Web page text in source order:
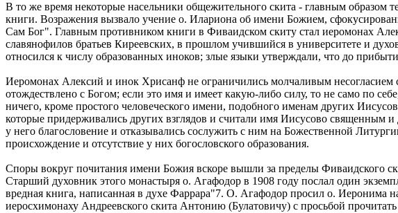
В то же время некоторые насельники общежительного скита - главным образом
книги. Возражения вызвало учение о. Илариона об имени Божием,
Сам Бог". Главным противником книги в Фиваидском скиту стал иеромонах
славянофилов братьев Киреевских, в прошлом учившийся в университете и
относился к числу образованных иноков; злые языки утверждали, что до
Иеромонах Алексий и инок Хрисанф не ограничились молчаливым
отождествлено с Богом; если это имя и имеет какую-либо силу, то не само по
ничего, кроме простого человеческого имени, подобного именам других
которые придерживались других взглядов и считали имя Иисусово
у него благословение и отказывались сослужить с ним на Божественной
происхождение и отсутствие у них богословского образования.
Споры вокруг почитания имени Божия вскоре вышли за пределы Фиваидского
Старший духовник этого монастыря о. Агафодор в 1908 году послал один
вредная книга, написанная в духе Фаррара"7. О. Агафодор просил о. Иеронима
иеросхимонаху Андреевского скита Антонию (Булатовичу) с просьбой